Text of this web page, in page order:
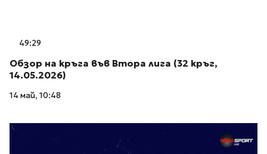
49:29
Обзор на кръга във Втора лига (32 кръг,
14.05.2026)
14 май, 10:48